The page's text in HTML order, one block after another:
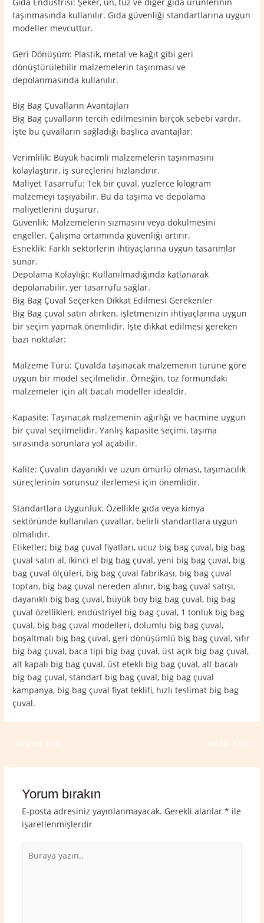
taşınmasında kullanılır. Gıda güvenliği standartlarına uygun
modeller mevcuttur.
Geri Dönüşüm: Plastik, metal ve kağıt gibi geri
dönüştürülebilir malzemelerin taşınması ve
depolanmasında kullanılır.
Big Bag Çuvalların Avantajları
Big Bag çuvalların tercih edilmesinin birçok sebebi vardır.
İşte bu çuvalların sağladığı başlıca avantajlar:
Verimlilik: Büyük hacimli malzemelerin taşınmasını
kolaylaştırır, iş süreçlerini hızlandırır.
Maliyet Tasarrufu: Tek bir çuval, yüzlerce kilogram
malzemeyi taşıyabilir. Bu da taşıma ve depolama
maliyetlerini düşürür.
Güvenlik: Malzemelerin sızmasını veya dökülmesini
engeller. Çalışma ortamında güvenliği artırır.
Esneklik: Farklı sektörlerin ihtiyaçlarına uygun tasarımlar
sunar.
Depolama Kolaylığı: Kullanılmadığında katlanarak
depolanabilir, yer tasarrufu sağlar.
Big Bag Çuval Seçerken Dikkat Edilmesi Gerekenler
Big Bag çuval satın alırken, işletmenizin ihtiyaçlarına uygun
bir seçim yapmak önemlidir. İşte dikkat edilmesi gereken
bazı noktalar:
Malzeme Türü: Çuvalda taşınacak malzemenin türüne göre
uygun bir model seçilmelidir. Örneğin, toz formundaki
malzemeler için alt bacalı modeller idealdir.
Kapasite: Taşınacak malzemenin ağırlığı ve hacmine uygun
bir çuval seçilmelidir. Yanlış kapasite seçimi, taşıma
sırasında sorunlara yol açabilir.
Kalite: Çuvalın dayanıklı ve uzun ömürlü olması, taşımacılık
süreçlerinin sorunsuz ilerlemesi için önemlidir.
Standartlara Uygunluk: Özellikle gıda veya kimya
sektöründe kullanılan çuvallar, belirli standartlara uygun
olmalıdır.
Etiketler; big bag çuval fiyatları, ucuz big bag çuval, big bag
çuval satın al, ikinci el big bag çuval, yeni big bag çuval, big
bag çuval ölçüleri, big bag çuval fabrikası, big bag çuval
toptan, big bag çuval nereden alınır, big bag çuval satışı,
dayanıklı big bag çuval, büyük boy big bag çuval, big bag
çuval özellikleri, endüstriyel big bag çuval, 1 tonluk big bag
çuval, big bag çuval modelleri, dolumlu big bag çuval,
boşaltmalı big bag çuval, geri dönüşümlü big bag çuval, sıfır
big bag çuval, baca tipi big bag çuval, üst açık big bag çuval,
alt kapalı big bag çuval, üst etekli big bag çuval, alt bacalı
big bag çuval, standart big bag çuval, big bag çuval
kampanya, big bag çuval fiyat teklifi, hızlı teslimat big bag
çuval.
← Önceki Yazı Sonraki Yazı →
Yorum bırakın
E-posta adresiniz yayınlanmayacak. Gerekli alanlar * ile
işaretlenmişlerdir
yazın..